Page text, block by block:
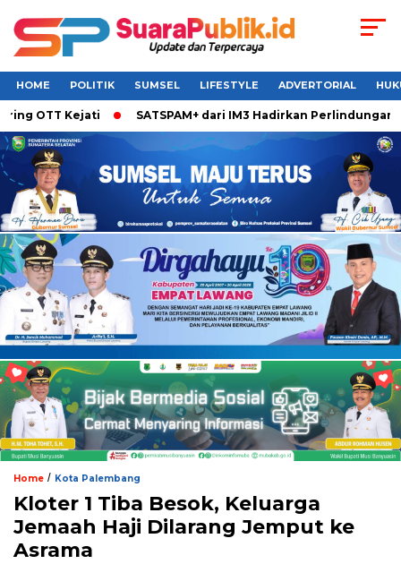
HOME POLITIK SUMSEL LIFESTYLE ADVERTORIAL
Kejati SATSPAM+ dari IM3 Hadirkan Perlindungan
Home / Kota Palembang
Kloter 1 Tiba Besok, Keluarga
Jemaah Haji Dilarang Jemput ke
Asrama